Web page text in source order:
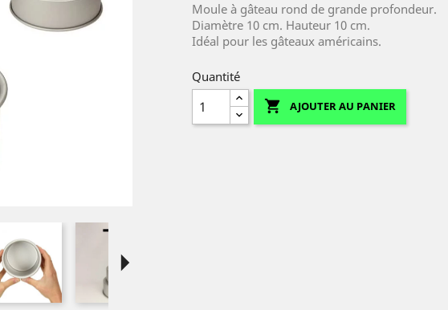
arrow_right
Moule à gâteau rond de grande profondeur.
Diamètre 10 cm. Hauteur 10 cm.
Idéal pour les gâteaux américains.
Quantité
 AJOUTER AU PANIER